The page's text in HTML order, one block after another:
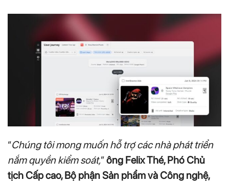
“Chúng tôi mong muốn hỗ trợ các nhà phát triển
nắm quyền kiểm soát,”ông Felix Thé, Phó Chủ
tịch Cấp cao, Bộ phận Sản phẩm và Công nghệ,